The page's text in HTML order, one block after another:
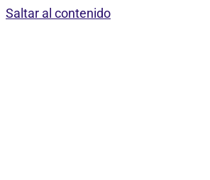
Saltar al contenido